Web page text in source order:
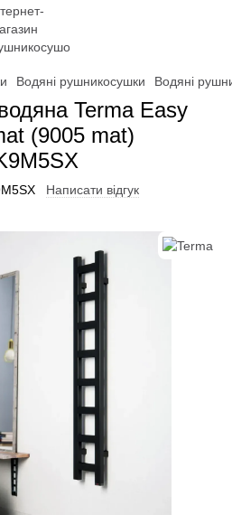
Водяні рушникосушки Водяні
Terma Easy
(9005 mat)
Написати відгук